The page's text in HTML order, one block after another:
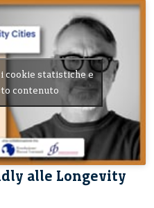
cookie statistiche e
contenuto
alle Longevity